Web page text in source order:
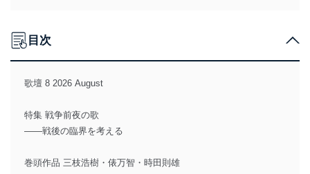
目次
歌壇 8 2026 August
特集 戦争前夜の歌
——戦後の臨界を考える
巻頭作品 三枝浩樹・俵万智・時田則雄